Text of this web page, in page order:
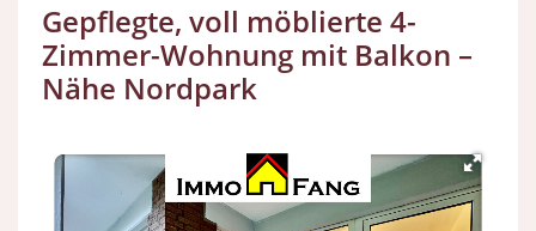
Gepflegte, voll möblierte 4-
Zimmer-Wohnung mit Balkon –
Nähe Nordpark